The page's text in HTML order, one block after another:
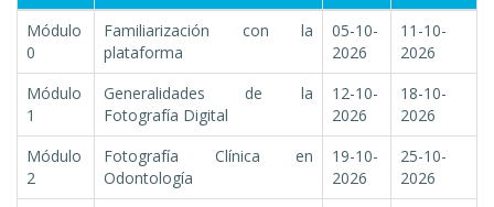
Módulo
0
Familiarización con la
plataforma
05-10-
2026
11-10-
2026
Módulo
1
Generalidades de la
Fotografía Digital
12-10-
2026
18-10-
2026
Módulo
2
Fotografía Clínica en
Odontología
19-10-
2026
25-10-
2026